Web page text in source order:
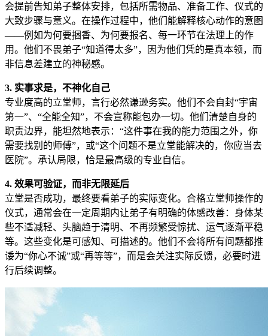
会提前告知弟子整体安排，包括所需物品、准备工作、仪式的
大致步骤与意义。在操作过程中，他们能解释核心动作的意图
——例如为何要捆香、为何要报名、每一环节在法理上的作
用。他们不畏弟子“知道得太多”，因为他们凭的是真本领，而
非信息差建立的神秘感。
3. 实事求是，不神化自己
专业度高的立堂师，言行必然谦逊务实。他们不会自封“宇宙
第一”、“全能全知”，不会宣称能包办一切。他们清楚自身的
职责边界，能坦然地表示：“这件事在我的能力范围之外，你
需要找别的师傅”，或“这个问题不是立堂能解决的，你应当去
医院”。承认局限，恰是最高级的专业自信。
4. 效果可验证，而非无限延后
立堂是否成功，最终要看弟子的实际变化。合格立堂师操作的
仪式，通常会在一定周期内让弟子有明确的体感改善：身体某
些不适减轻、头脑趋于清明、不再频繁受惊扰、运气逐渐平稳
等。这些变化是可感知、可描述的。他们不会将所有问题都推
诿为“你心不诚”或“再等等”，而是会关注实际反馈，必要时进
行后续调整。